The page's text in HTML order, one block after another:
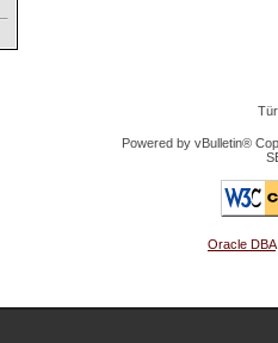
Powered by vBulletin®
Oracle DBA